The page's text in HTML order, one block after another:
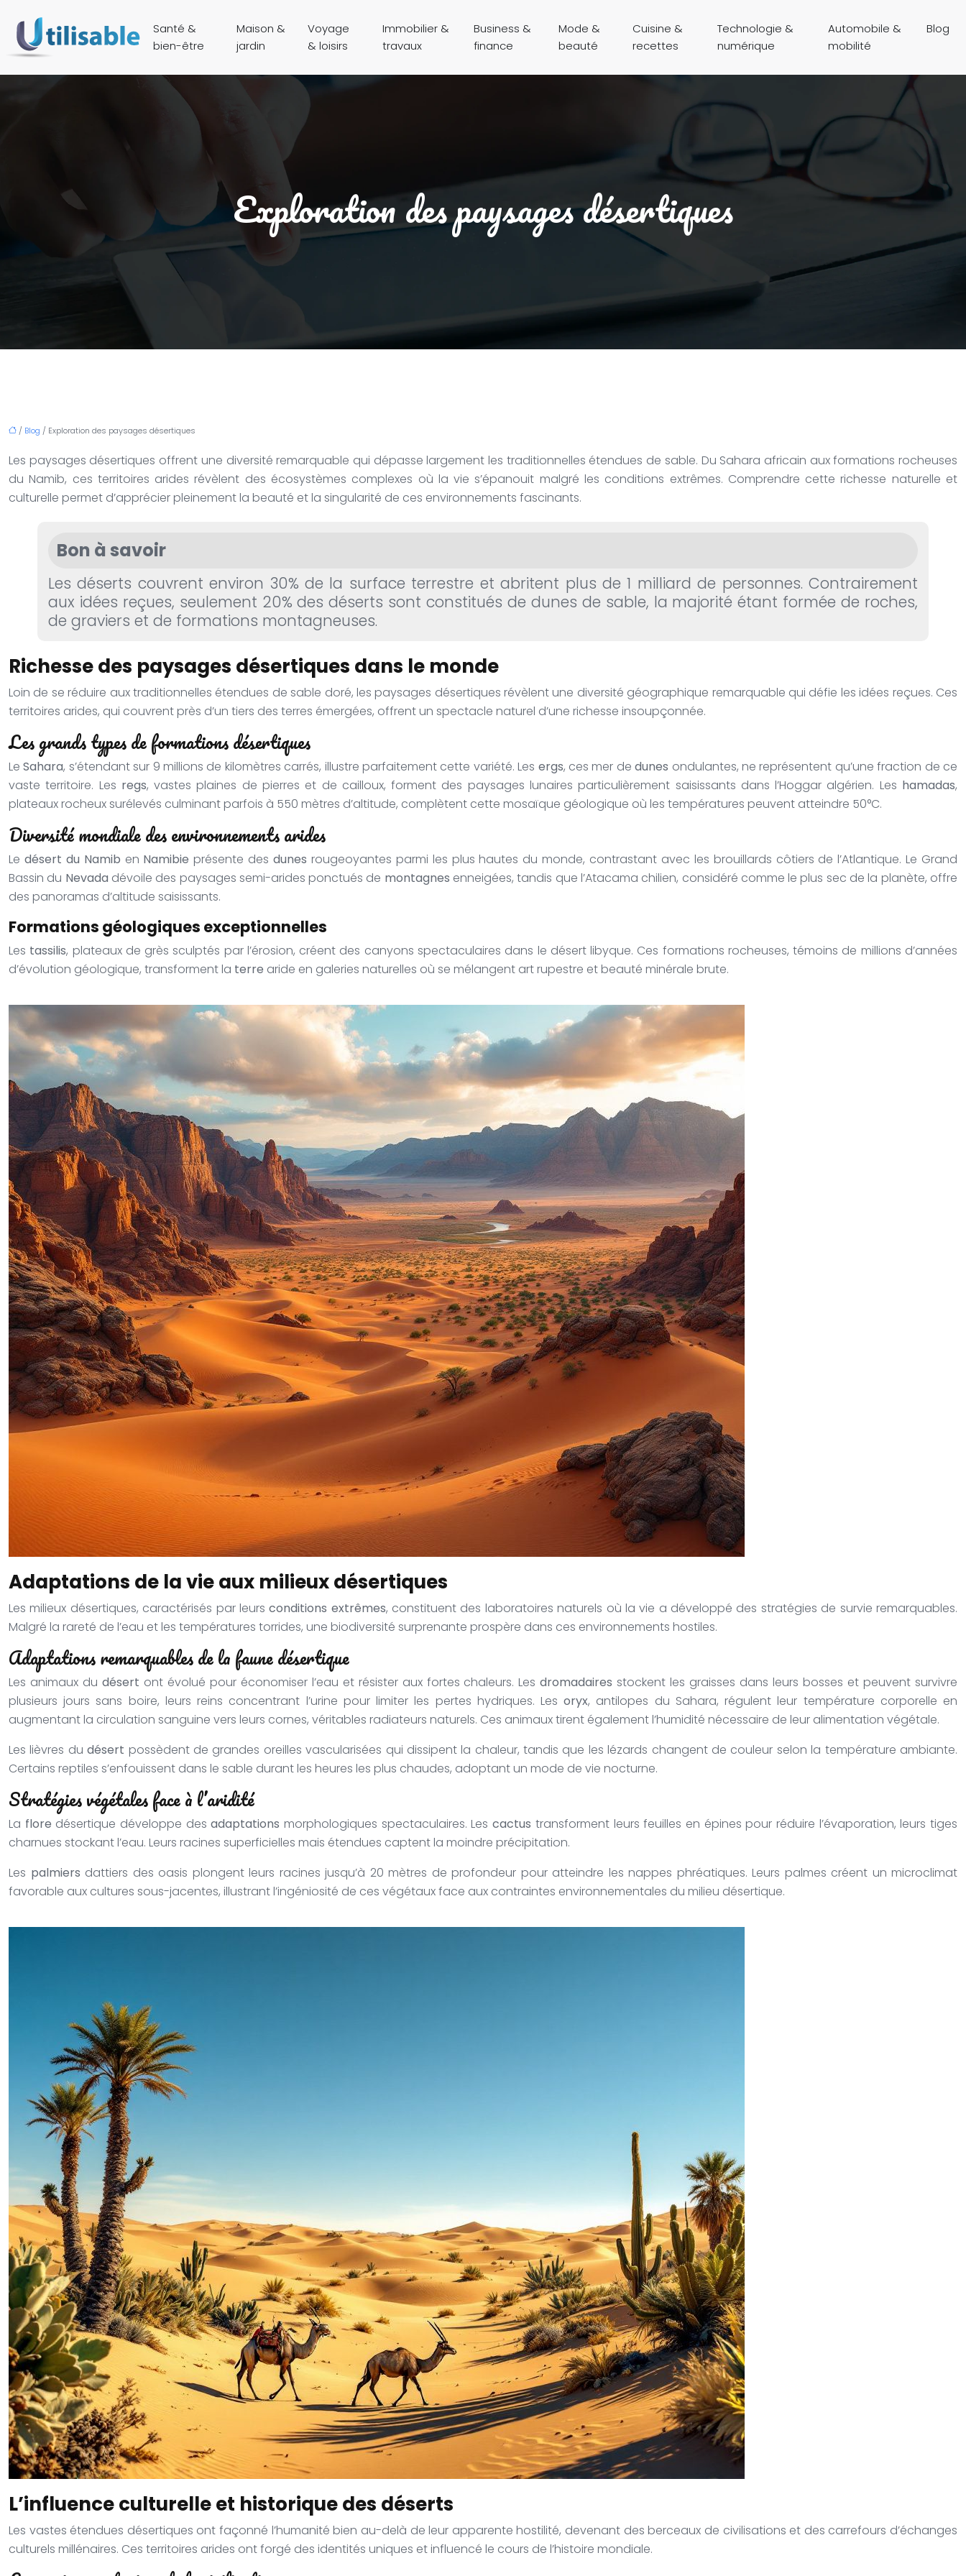
Santé &
bien-être
Maison &
jardin
Voyage
& loisirs
Immobilier &
travaux
Business &
finance
Mode &
beauté
Cuisine &
recettes
Technologie &
numérique
Automobile &
mobilité
Blog
Exploration des paysages désertiques
/ Blog / Exploration des paysages désertiques
Les paysages désertiques offrent une diversité remarquable qui dépasse largement les traditionnelles étendues de sable. Du Sahara africain aux formations rocheuses
du Namib, ces territoires arides révèlent des écosystèmes complexes où la vie s’épanouit malgré les conditions extrêmes. Comprendre cette richesse naturelle et
culturelle permet d’apprécier pleinement la beauté et la singularité de ces environnements fascinants.
Bon à savoir
Les déserts couvrent environ 30% de la surface terrestre et abritent plus de 1 milliard de personnes. Contrairement
aux idées reçues, seulement 20% des déserts sont constitués de dunes de sable, la majorité étant formée de roches,
de graviers et de formations montagneuses.
Richesse des paysages désertiques dans le monde
Loin de se réduire aux traditionnelles étendues de sable doré, les paysages désertiques révèlent une diversité géographique remarquable qui défie les idées reçues. Ces
territoires arides, qui couvrent près d’un tiers des terres émergées, offrent un spectacle naturel d’une richesse insoupçonnée.
Les grands types de formations désertiques
LeSahara, s’étendant sur 9 millions de kilomètres carrés, illustre parfaitement cette variété. Les ergs, ces mer dedunes ondulantes, ne représentent qu’une fraction de ce
vaste territoire. Les regs, vastes plaines de pierres et de cailloux, forment des paysages lunaires particulièrement saisissants dans l’Hoggar algérien. Les hamadas,
plateaux rocheux surélevés culminant parfois à 550 mètres d’altitude, complètent cette mosaïque géologique où les températures peuvent atteindre 50°C.
Diversité mondiale des environnements arides
Le désert du Namib en Namibie présente des dunes rougeoyantes parmi les plus hautes du monde, contrastant avec les brouillards côtiers de l’Atlantique. Le Grand
Bassin du Nevada dévoile des paysages semi-arides ponctués de montagnes enneigées, tandis que l’Atacama chilien, considéré comme le plus sec de la planète, offre
des panoramas d’altitude saisissants.
Formations géologiques exceptionnelles
Les tassilis, plateaux de grès sculptés par l’érosion, créent des canyons spectaculaires dans le désert libyque. Ces formations rocheuses, témoins de millions d’années
d’évolution géologique, transforment la terre aride en galeries naturelles où se mélangent art rupestre et beauté minérale brute.
Adaptations de la vie aux milieux désertiques
Les milieux désertiques, caractérisés par leursconditions extrêmes, constituent des laboratoires naturels où la vie a développé des stratégies de survie remarquables.
Malgré la rareté de l’eau et les températures torrides, une biodiversité surprenante prospère dans ces environnements hostiles.
Adaptations remarquables de la faune désertique
Les animaux du désert ont évolué pour économiser l’eau et résister aux fortes chaleurs. Lesdromadaires stockent les graisses dans leurs bosses et peuvent survivre
plusieurs jours sans boire, leurs reins concentrant l’urine pour limiter les pertes hydriques. Lesoryx, antilopes du Sahara, régulent leur température corporelle en
augmentant la circulation sanguine vers leurs cornes, véritables radiateurs naturels. Ces animaux tirent également l’humidité nécessaire de leur alimentation végétale.
Les lièvres dudésert possèdent de grandes oreilles vascularisées qui dissipent la chaleur, tandis que les lézards changent de couleur selon la température ambiante.
Certains reptiles s’enfouissent dans le sable durant les heures les plus chaudes, adoptant un mode de vie nocturne.
Stratégies végétales face à l’aridité
La flore désertique développe desadaptations morphologiques spectaculaires. Lescactus transforment leurs feuilles en épines pour réduire l’évaporation, leurs tiges
charnues stockant l’eau. Leurs racines superficielles mais étendues captent la moindre précipitation.
Les palmiers dattiers des oasis plongent leurs racines jusqu’à 20 mètres de profondeur pour atteindre les nappes phréatiques. Leurs palmes créent un microclimat
favorable aux cultures sous-jacentes, illustrant l’ingéniosité de ces végétaux face aux contraintes environnementales du milieu désertique.
L’influence culturelle et historique des déserts
Les vastes étendues désertiques ont façonné l’humanité bien au-delà de leur apparente hostilité, devenant des berceaux de civilisations et des carrefours d’échanges
culturels millénaires. Ces territoires arides ont forgé des identités uniques et influencé le cours de l’histoire mondiale.